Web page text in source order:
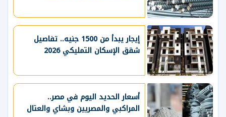
إيجار يبدأ من 1500 جنيه.. تفاصيل
شقق الإسكان التمليكي 2026
أسعار الحديد اليوم في مصر..
المراكبي والمصريين وبشاي والعتال